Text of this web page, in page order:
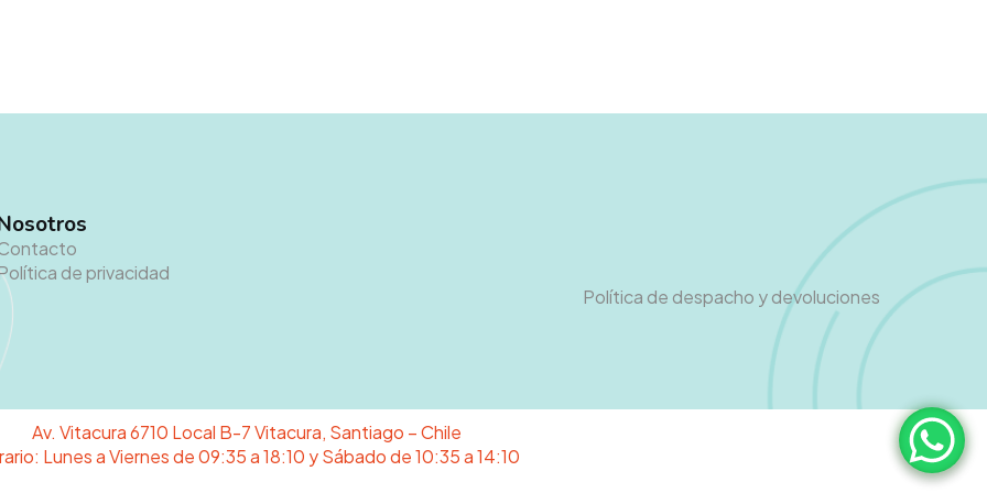
de privacidad
Política de despacho y devoluciones
Av. Vitacura 6710 Local B-7 Vitacura, Santiago – Chile
Lunes a Viernes de 09:35 a 18:10 y Sábado de 10:35 a 14:10